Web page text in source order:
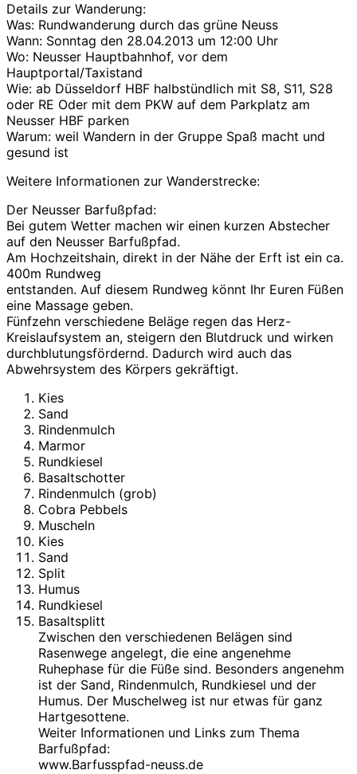
Details zur Wanderung:
Was: Rundwanderung durch das grüne Neuss
Wann: Sonntag den 28.04.2013 um 12:00 Uhr
Wo: Neusser Hauptbahnhof, vor dem
Hauptportal/Taxistand
Wie: ab Düsseldorf HBF halbstündlich mit S8, S11, S28
oder RE Oder mit dem PKW auf dem Parkplatz am
Neusser HBF parken
Warum: weil Wandern in der Gruppe Spaß macht und
gesund ist
Weitere Informationen zur Wanderstrecke:
Der Neusser Barfußpfad:
Bei gutem Wetter machen wir einen kurzen Abstecher
auf den Neusser Barfußpfad.
Am Hochzeitshain, direkt in der Nähe der Erft ist ein ca.
400m Rundweg
entstanden. Auf diesem Rundweg könnt Ihr Euren Füßen
eine Massage geben.
Fünfzehn verschiedene Beläge regen das Herz-
Kreislaufsystem an, steigern den Blutdruck und wirken
durchblutungsfördernd. Dadurch wird auch das
Abwehrsystem des Körpers gekräftigt.
Kies
Sand
Rindenmulch
Marmor
Rundkiesel
Basaltschotter
Rindenmulch (grob)
Cobra Pebbels
Muscheln
Kies
Sand
Split
Humus
Rundkiesel
Basaltsplitt
Zwischen den verschiedenen Belägen sind
Rasenwege angelegt, die eine angenehme
Ruhephase für die Füße sind. Besonders angenehm
ist der Sand, Rindenmulch, Rundkiesel und der
Humus. Der Muschelweg ist nur etwas für ganz
Hartgesottene.
Weiter Informationen und Links zum Thema
Barfußpfad:
www.Barfusspfad-neuss.de